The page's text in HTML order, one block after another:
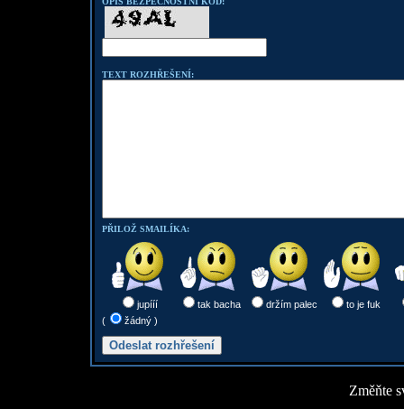
TEXT ROZHŘEŠENÍ:
PŘILOŽ SMAILÍKA:
jupííí tak bacha držím palec
to je fuk
(
žádný )
Změňte